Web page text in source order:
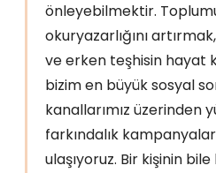
önleyebilmektir.
okuryazarlığını
ve erken teşhisin hayat
bizim en büyük sosyal
kanallarımız üzerinden
farkındalık
ulaşıyoruz. Bir kişinin